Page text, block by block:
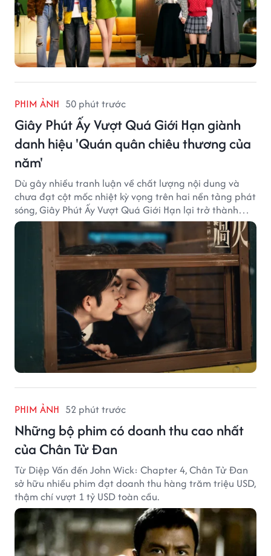
PHIM ẢNH 50 phút trước
Giây Phút Ấy Vượt Quá Giới Hạn giành
danh hiệu 'Quán quân chiêu thương của
năm'
Dù gây nhiều tranh luận về chất lượng nội dung và
chưa đạt cột mốc nhiệt kỳ vọng trên hai nền tảng phát
sóng, Giây Phút Ấy Vượt Quá Giới Hạn lại trở thành
hiện tượng ở khía cạnh thương mại.
PHIM ẢNH 52 phút trước
Những bộ phim có doanh thu cao nhất
của Chân Tử Đan
Từ Diệp Vấn đến John Wick: Chapter 4, Chân Tử Đan
sở hữu nhiều phim đạt doanh thu hàng trăm triệu USD,
thậm chí vượt 1 tỷ USD toàn cầu.